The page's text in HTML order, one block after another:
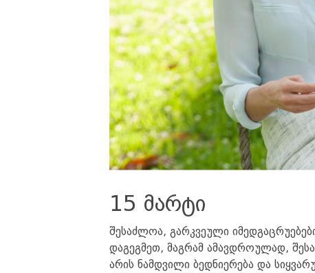
15 მარტი
შესაძლოა, გარკვეული
დაგეგმეთ, მაგრამ ამავდროულად,
არის ნამდვილი ბედნიერება და